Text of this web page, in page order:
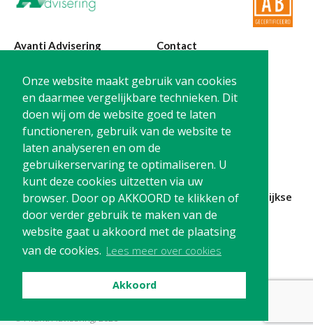
Onze website maakt gebruik van cookies
en daarmee vergelijkbare technieken. Dit
doen wij om de website goed te laten
functioneren, gebruik van de website te
laten analyseren en om de
gebruikerservaring te optimaliseren. U
kunt deze cookies uitzetten via uw
browser. Door op AKKOORD te klikken of
door verder gebruik te maken van de
website gaat u akkoord met de plaatsing
van de cookies. Lees meer over cookies
Akkoord
Avanti Advisering
Poelstraat 4
1441 RR Purmerend
Contact
T: 0299-420870
@:
info@avanti-
advisering.nl
BTW: NL861212733B01
Blijf op de hoogte en schrijf je in voor onze maandelijkse
nieuwsbrief
Schrijf me in!
Privacy Cookies
Disclaimer
© Avanti Advisering, 2026